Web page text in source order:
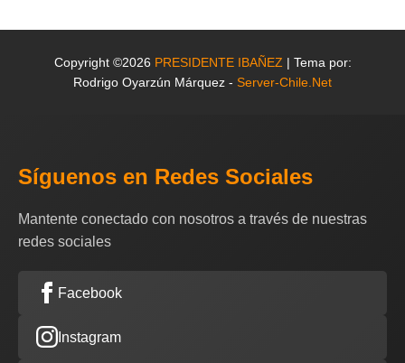
Copyright ©2026 PRESIDENTE IBAÑEZ | Tema por:
Rodrigo Oyarzún Márquez - Server-Chile.Net
Síguenos en Redes Sociales
Mantente conectado con nosotros a través de nuestras
redes sociales
Facebook
Instagram